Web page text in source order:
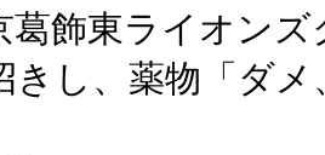
葛飾東ライオン
きし、薬物「ダ